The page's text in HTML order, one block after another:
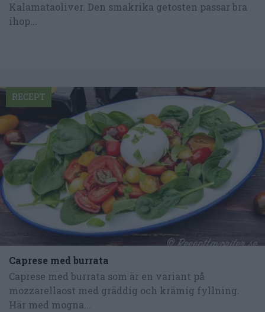
Kalamataoliver. Den smakrika getosten passar bra
ihop...
Caprese med burrata
Caprese med burrata som är en variant på
mozzarellaost med gräddig och krämig fyllning.
Här med mogna...
RECEPT